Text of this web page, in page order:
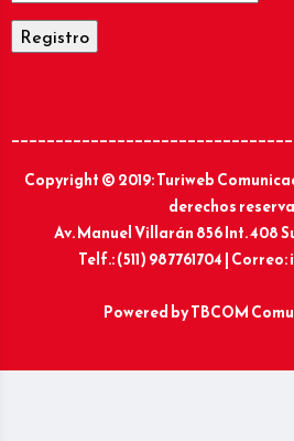
Copyright © 2019: Turiweb
derechos
Av. Manuel Villarán 856 Int. 408
Telf.: (511) 987761704 |
Powered byTBCOM